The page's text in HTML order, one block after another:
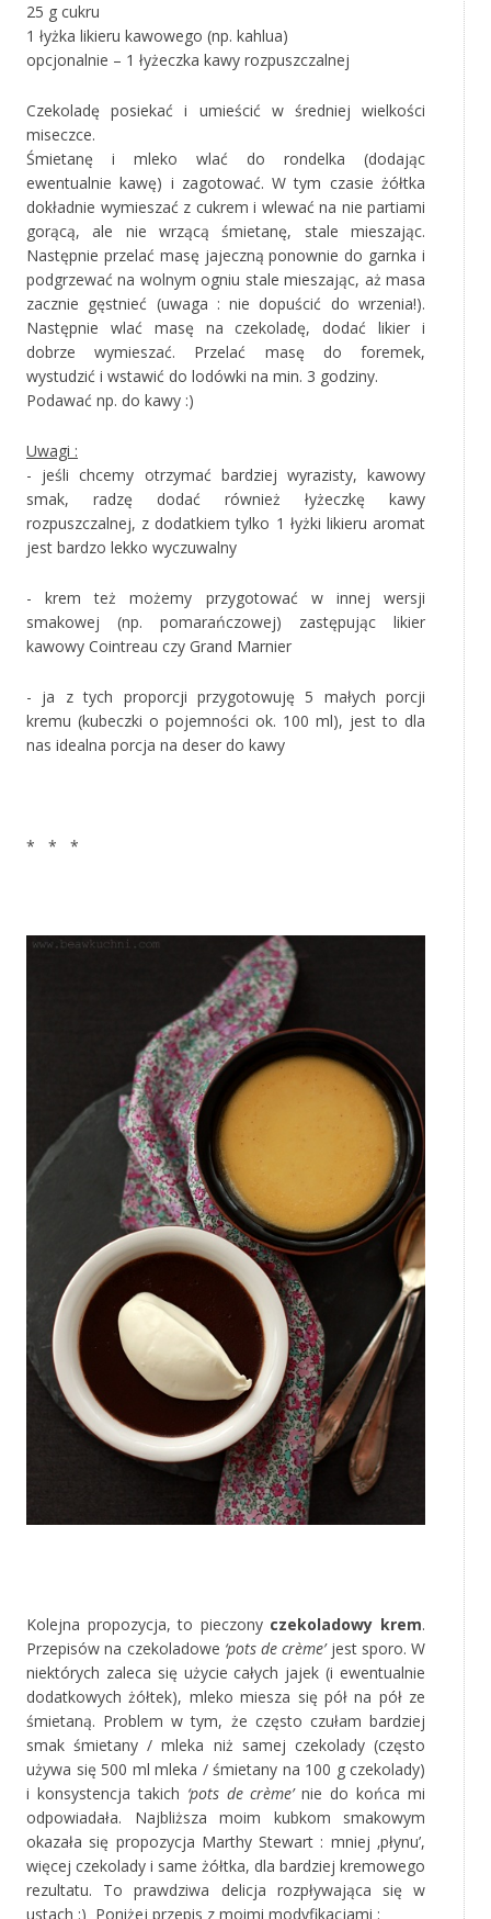
25 g cukru
1 łyżka likieru kawowego (np. kahlua)
opcjonalnie – 1 łyżeczka kawy rozpuszczalnej
Czekoladę posiekać i umieścić w średniej wielkości
miseczce.
Śmietanę i mleko wlać do rondelka (dodając
ewentualnie kawę) i zagotować. W tym czasie żółtka
dokładnie wymieszać z cukrem i wlewać na nie partiami
gorącą, ale nie wrzącą śmietanę, stale mieszając.
Następnie przelać masę jajeczną ponownie do garnka i
podgrzewać na wolnym ogniu stale mieszając, aż masa
zacznie gęstnieć (uwaga : nie dopuścić do wrzenia!).
Następnie wlać masę na czekoladę, dodać likier i
dobrze wymieszać. Przelać masę do foremek,
wystudzić i wstawić do lodówki na min. 3 godziny.
Podawać np. do kawy :)
Uwagi :
- jeśli chcemy otrzymać bardziej wyrazisty, kawowy
smak, radzę dodać również łyżeczkę kawy
rozpuszczalnej, z dodatkiem tylko 1 łyżki likieru aromat
jest bardzo lekko wyczuwalny
- krem też możemy przygotować w innej wersji
smakowej (np. pomarańczowej) zastępując likier
kawowy Cointreau czy Grand Marnier
- ja z tych proporcji przygotowuję 5 małych porcji
kremu (kubeczki o pojemności ok. 100 ml), jest to dla
nas idealna porcja na deser do kawy
* * *
Kolejna propozycja, to pieczony czekoladowy krem.
Przepisów na czekoladowe ‘pots de crème’jest sporo. W
niektórych zaleca się użycie całych jajek (i ewentualnie
dodatkowych żółtek), mleko miesza się pół na pół ze
śmietaną. Problem w tym, że często czułam bardziej
smak śmietany / mleka niż samej czekolady (często
używa się 500 ml mleka / śmietany na 100 g czekolady)
i konsystencja takich ‘pots de crème’nie do końca mi
odpowiadała. Najbliższa moim kubkom smakowym
okazała się propozycja Marthy Stewart : mniej ‚płynu’,
więcej czekolady i same żółtka, dla bardziej kremowego
rezultatu. To prawdziwa delicja rozpływająca się w
ustach :) Poniżej przepis z moimi modyfikacjami :